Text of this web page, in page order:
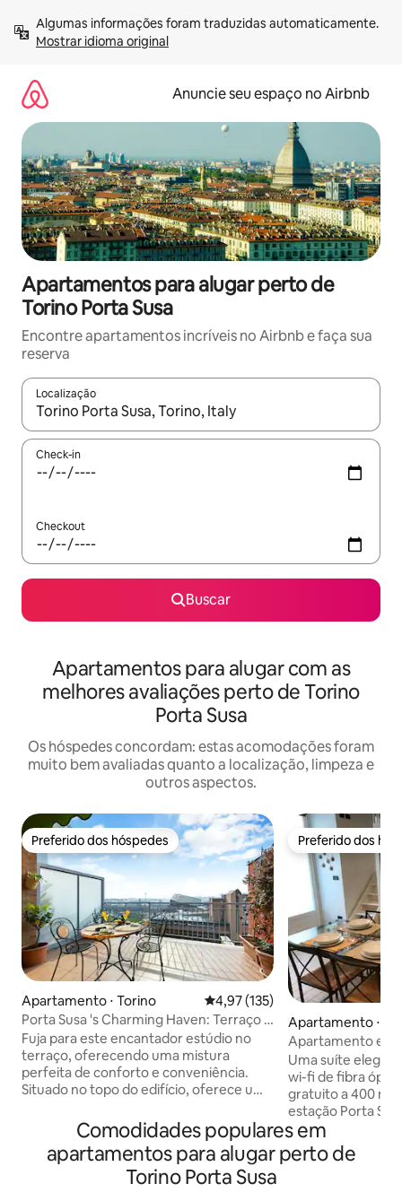
para
Mostrar idioma original
Anuncie seu espaço no Airbnb
Apartamentos para alugar perto de
Torino Porta Susa
Encontre apartamentos incríveis no Airbnb e faça sua
reserva
Localização
Quando os resultados estiverem disponíveis, explore-os
Check-in
Checkout
Buscar
Apartamentos para alugar com as
melhores avaliações perto de Torino
Porta Susa
Os hóspedes concordam: estas acomodações foram
muito bem avaliadas quanto a localização, limpeza e
outros aspectos.
Preferido dos hóspedes
Preferido dos hóspedes
Apartamento ⋅ Torino 4,97 de uma avaliação média de
4,97 (135)
Porta Susa 's Charming Haven: Terraço -
Vista da cidade!
Fuja para este encantador estúdio no
terraço, oferecendo uma mistura
perfeita de conforto e conveniência.
Situado no topo do edifício, oferece um
da cidade. Saia para o seu terraço
privado e mergulhe no ar fresco
enquanto desfruta de um momento
tranquilo. Com sua localização
Preferido dos
Preferido dos
Apartamento ⋅
Apartamento
Suite27 SARA
Uma suíte
wi-fi de fibra
gratuito a 400
estação Porta
de um edifício
tranquila com
Estúdio
Comodidades populares em
apartamentos para alugar perto de
Torino Porta Susa